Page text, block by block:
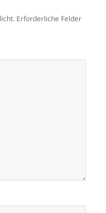
Erforderliche Felder